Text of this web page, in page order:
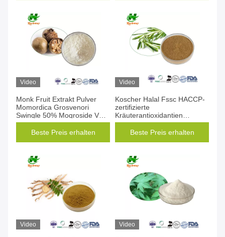
Video
Monk Fruit Extrakt Pulver
Momordica Grosvenori
Swingle 50% Mogroside V
CAS 88901-36-4
Beste Preis erhalten
Video
Koscher Halal Fssc HACCP-
zertifizierte
Kräuterantioxidantien
Karnosinsäure
Rosmarinsäure ätherische Öl
Beste Preis erhalten
Video Video